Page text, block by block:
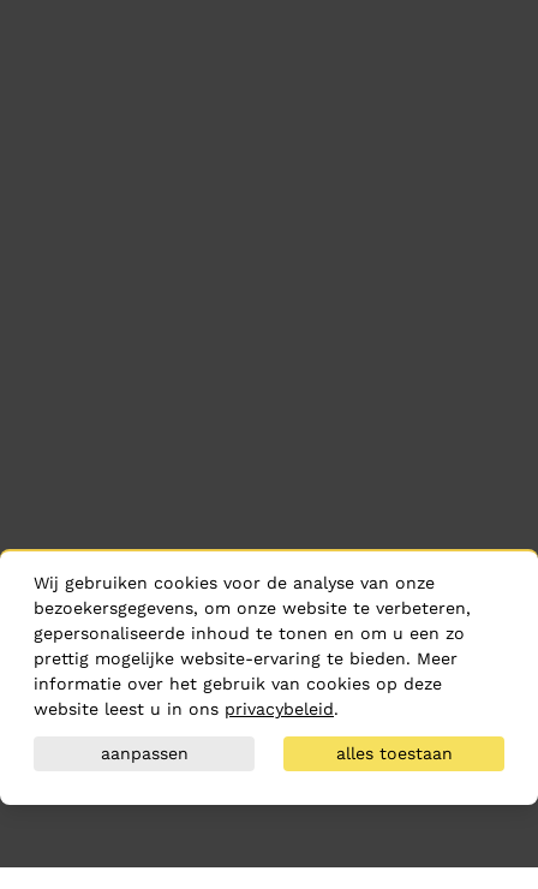
Wij gebruiken cookies voor de analyse van onze
bezoekersgegevens, om onze website te verbeteren,
gepersonaliseerde inhoud te tonen en om u een zo
prettig mogelijke website-ervaring te bieden. Meer
informatie over het gebruik van cookies op deze
website leest u in ons privacybeleid.
aanpassen alles toestaan